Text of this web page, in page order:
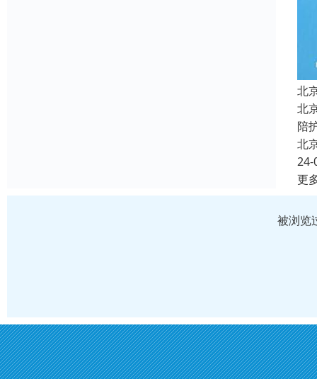
北
北
陪
北
24-
更
被浏览